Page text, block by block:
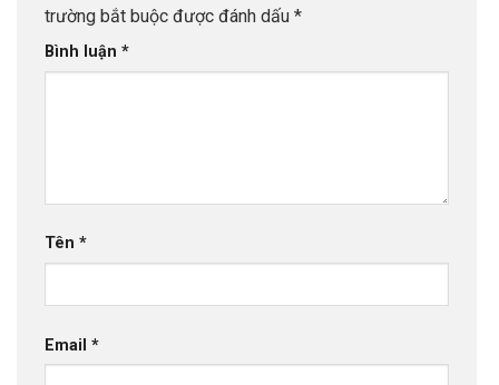
trường bắt buộc được đánh dấu *
Bình luận *
Tên *
Email *